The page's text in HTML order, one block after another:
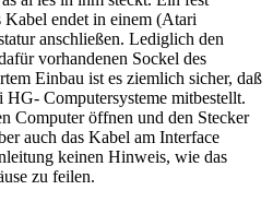
Kabel endet in einem (Atari
anschließen. Lediglich den
vorhandenen Sockel des
Einbau ist es ziemlich sicher, daß
Computersysteme mitbestellt.
Computer öffnen und den Stecker
auch das Kabel am Interface
keinen Hinweis, wie das
zu feilen.